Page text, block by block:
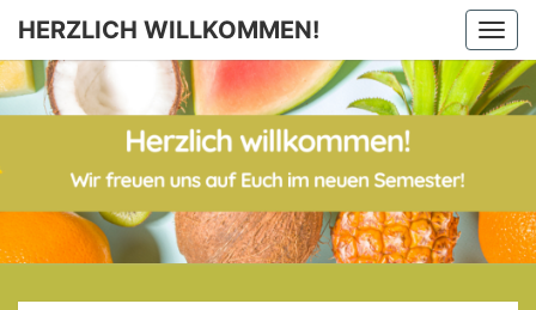
Skip
content
HERZLICH WILLKOMMEN!